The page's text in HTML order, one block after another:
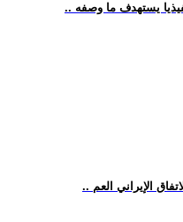
يستهدف ما وصفه
الإيراني العم